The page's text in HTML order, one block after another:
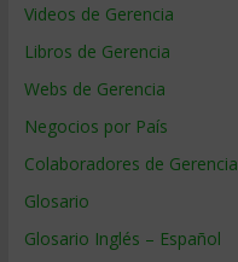
Videos de Gerencia
Libros de Gerencia
Webs de Gerencia
Negocios por País
Colaboradores de Gerencia
Glosario
Glosario Inglés – Español